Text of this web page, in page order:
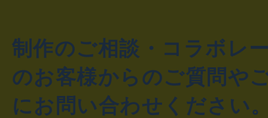
制作のご相談・コラボレ
のお客様からのご質問や
にお問い合わせください